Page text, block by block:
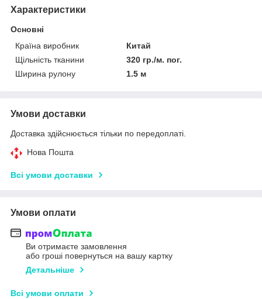
Характеристики
Основні
Країна виробник
Китай
Щільність тканини
320 гр./м. пог.
Ширина рулону
1.5 м
Умови доставки
Доставка здійснюється тільки по передоплаті.
Нова Пошта
Всі умови доставки
Умови оплати
Ви отримаєте замовлення
або гроші повернуться на вашу картку
Детальніше
Всі умови оплати